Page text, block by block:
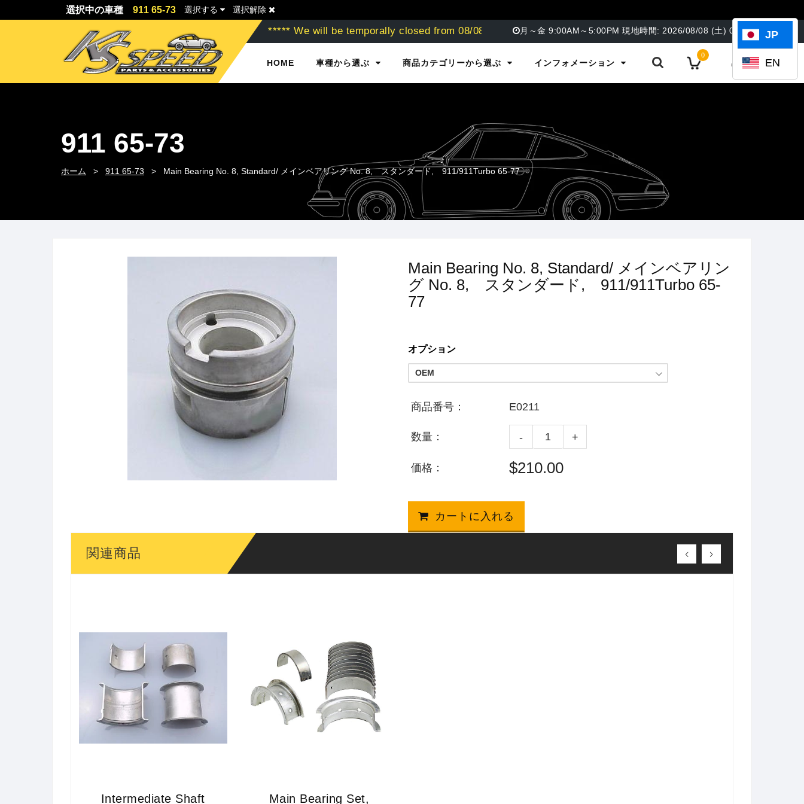
選択中の車種 911 65-73 選択する 選択解除
***** We will be temporally closed from 08/08/26 to 08/15/26 ***** 当社は８月8日より８月１５日まで夏季休業とさ
月～金 9:00AM～5:00PM 現地時間: 2026/08/08 (土) 05:20
HOME 車種から選ぶ 商品カテゴリーから選ぶ インフォメーション
0
911 65-73
ホーム > 911 65-73 > Main Bearing No. 8, Standard/ メインベアリング No. 8, スタンダード, 911/911Turbo 65-77
Main Bearing No. 8, Standard/ メインベアリン
グ No. 8, スタンダード, 911/911Turbo 65-
77
オプション
商品番号： E0211
数量： - +
価格： $210.00
カートに入れる
関連商品
Intermediate Shaft
Main Bearing Set,
JP
EN